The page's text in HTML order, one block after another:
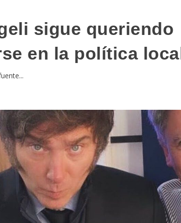
sigue queriendo
en la política